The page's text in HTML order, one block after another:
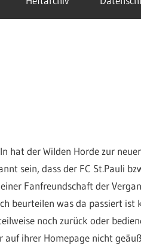
hat der Wilden Horde zur
sein, dass der FC St.Pauli
Fanfreundschaft der
beurteilen was da passiert
noch zurück oder
auf ihrer Homepage nicht